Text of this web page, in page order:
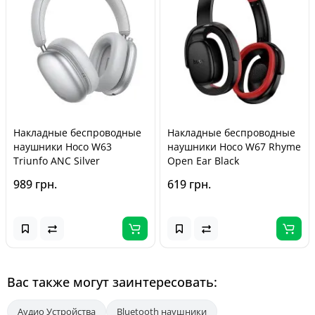
Накладные беспроводные
наушники Hoco W63
Triunfo ANC Silver
989 грн.
Накладные беспроводные
наушники Hoco W67 Rhyme
Open Ear Black
619 грн.
Вас также могут заинтересовать:
Аудио Устройства Bluetooth наушники